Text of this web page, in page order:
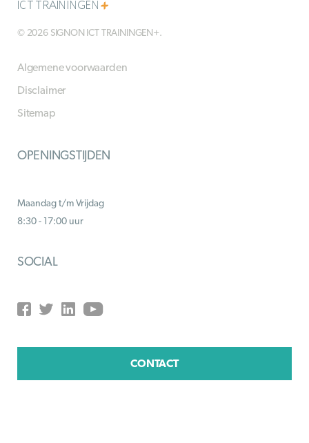
© 2026 SIGNON ICT TRAININGEN+.
Algemene voorwaarden
Disclaimer
Sitemap
OPENINGSTIJDEN
Maandag t/m Vrijdag
8:30 - 17:00 uur
SOCIAL
CONTACT